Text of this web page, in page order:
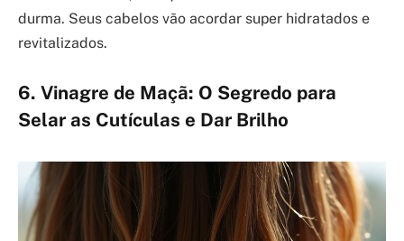
durma. Seus cabelos vão acordar super hidratados e
revitalizados.
6. Vinagre de Maçã: O Segredo para
Selar as Cutículas e Dar Brilho